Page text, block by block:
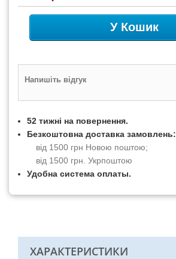
У Кошик
Напишіть відгук
52 тижні на повернення.
Безкоштовна доставка замовлень:
від 1500 грн Новою поштою;
від 1500 грн. Укрпоштою
Удобна система оплаты.
ХАРАКТЕРИСТИКИ